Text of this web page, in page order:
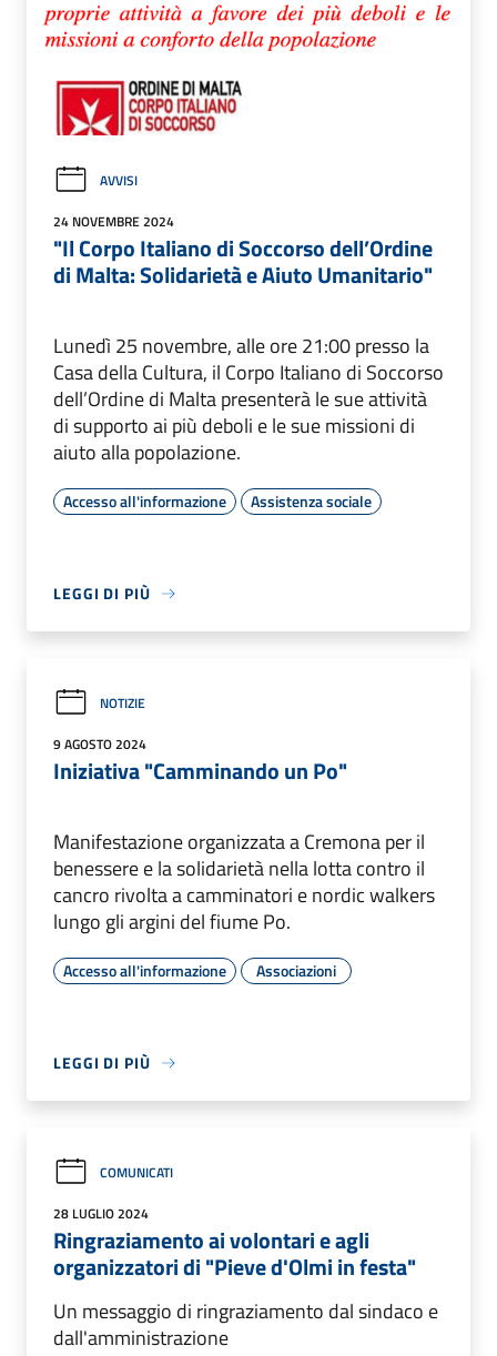
AVVISI
24 NOVEMBRE 2024
"Il Corpo Italiano di Soccorso dell’Ordine
di Malta: Solidarietà e Aiuto Umanitario"
Lunedì 25 novembre, alle ore 21:00 presso la
Casa della Cultura, il Corpo Italiano di Soccorso
dell’Ordine di Malta presenterà le sue attività
di supporto ai più deboli e le sue missioni di
aiuto alla popolazione.
Accesso all'informazione Assistenza sociale
LEGGI DI PIÙ
NOTIZIE
9 AGOSTO 2024
Iniziativa "Camminando un Po"
Manifestazione organizzata a Cremona per il
benessere e la solidarietà nella lotta contro il
cancro rivolta a camminatori e nordic walkers
lungo gli argini del fiume Po.
Accesso all'informazione Associazioni
LEGGI DI PIÙ
COMUNICATI
28 LUGLIO 2024
Ringraziamento ai volontari e agli
organizzatori di "Pieve d'Olmi in festa"
Un messaggio di ringraziamento dal sindaco e
dall'amministrazione